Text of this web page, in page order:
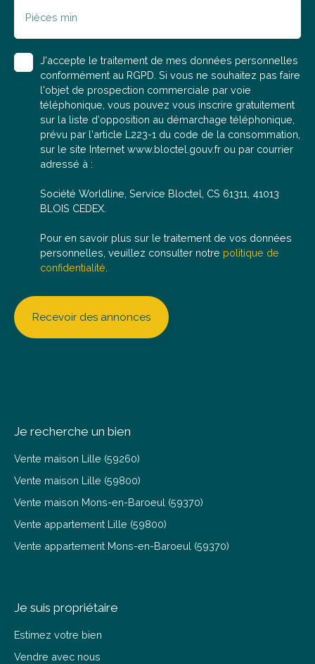
Pièces min
J'accepte le traitement de mes données personnelles
conformément au RGPD. Si vous ne souhaitez pas faire
l'objet de prospection commerciale par voie
téléphonique, vous pouvez vous inscrire gratuitement
sur la liste d'opposition au démarchage téléphonique,
prévu par l'article L223-1 du code de la consommation,
sur le site Internet www.bloctel.gouv.fr ou par courrier
adressé à :
Société Worldline, Service Bloctel, CS 61311, 41013
BLOIS CEDEX.
Pour en savoir plus sur le traitement de vos données
personnelles, veuillez consulter notre politique de
confidentialité
Recevoir des annonces
Je recherche un bien
Vente maison Lille (59260)
Vente maison Lille (59800)
Vente maison Mons-en-Baroeul (59370)
Vente appartement Lille (59800)
Vente appartement Mons-en-Baroeul (59370)
Je suis propriétaire
Estimez votre bien
Vendre avec nous